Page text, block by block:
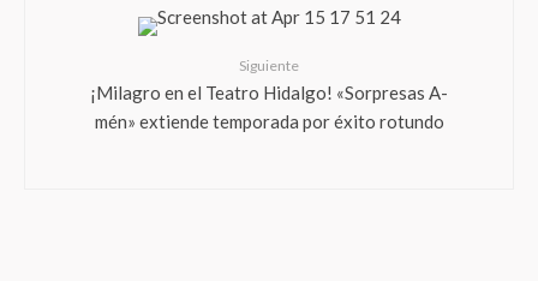
Siguiente
¡Milagro en el Teatro Hidalgo! «Sorpresas A-
mén» extiende temporada por éxito rotundo